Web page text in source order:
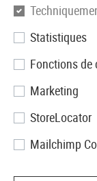
Magazin
Sniper
Statistiques
Fonctions de
Marketing
StoreLocator
Mailchimp